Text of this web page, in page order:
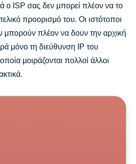
ο ISP σας δεν μπορεί πλέον να το
προορισμό του. Οι ιστότοποι
μπορούν πλέον να δουν την αρχική
μόνο τη διεύθυνση IP του
μοιράζονται πολλοί άλλοι